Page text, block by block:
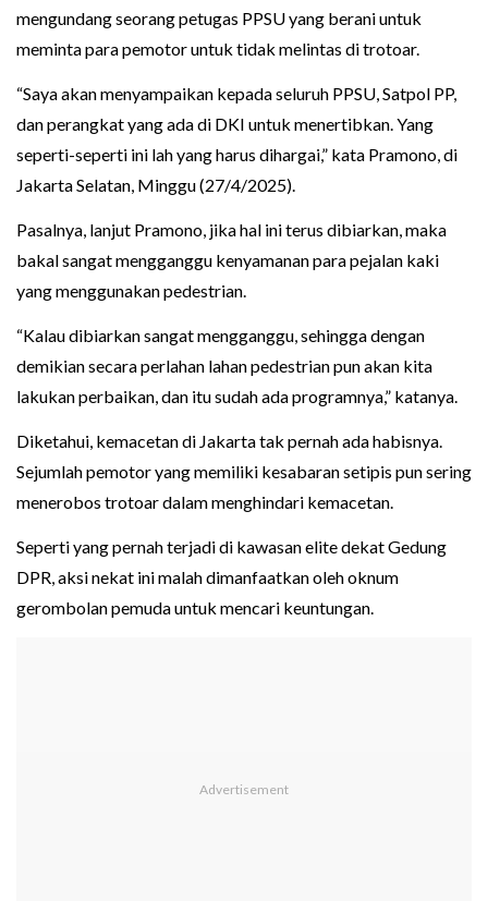
mengundang seorang petugas PPSU yang berani untuk
meminta para pemotor untuk tidak melintas di trotoar.
“Saya akan menyampaikan kepada seluruh PPSU, Satpol PP,
dan perangkat yang ada di DKI untuk menertibkan. Yang
seperti-seperti ini lah yang harus dihargai,” kata Pramono, di
Jakarta Selatan, Minggu (27/4/2025).
Pasalnya, lanjut Pramono, jika hal ini terus dibiarkan, maka
bakal sangat mengganggu kenyamanan para pejalan kaki
yang menggunakan pedestrian.
“Kalau dibiarkan sangat mengganggu, sehingga dengan
demikian secara perlahan lahan pedestrian pun akan kita
lakukan perbaikan, dan itu sudah ada programnya,” katanya.
Diketahui, kemacetan di Jakarta tak pernah ada habisnya.
Sejumlah pemotor yang memiliki kesabaran setipis pun sering
menerobos trotoar dalam menghindari kemacetan.
Seperti yang pernah terjadi di kawasan elite dekat Gedung
DPR, aksi nekat ini malah dimanfaatkan oleh oknum
gerombolan pemuda untuk mencari keuntungan.